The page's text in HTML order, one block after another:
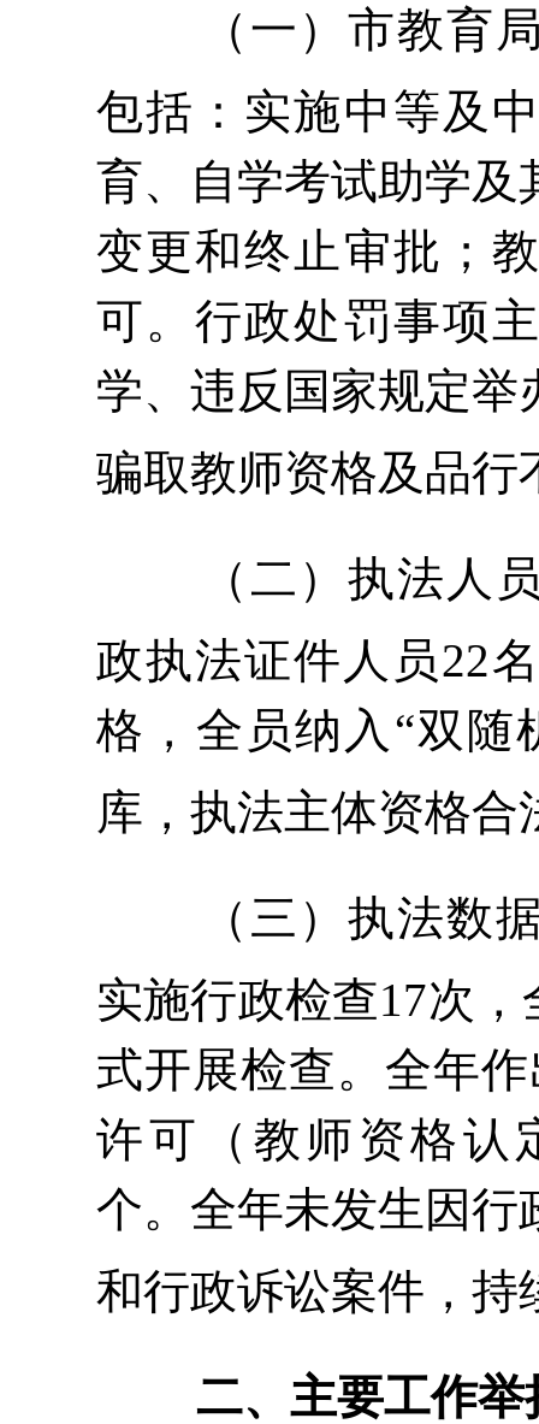
（一）市教育
包括： 实施中等及
育、自学考试助学及
变更和终止审批；
可。行政处罚事项
学、违反国家规定
骗取教师资格及品行
（二）执法人
政执法证件人员22
格，全员纳入“双随
库，执法主体资格合
（三）执法数
实施行政检查17次
式开展检查。全年
许可（教师资格认
个。 全年未发生因行
和行政诉讼案件，持
二、主要工作举